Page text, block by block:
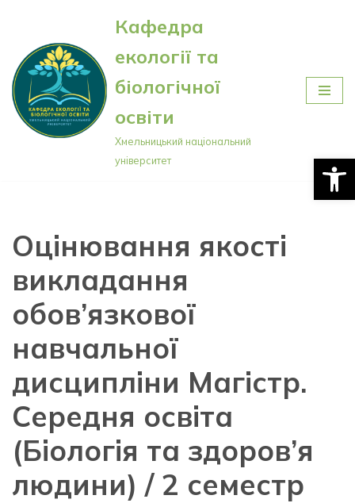
Перейти
до
вмісту
Кафедра
екології та
біологічної
освіти
Хмельницький національний
університет
Оцінювання якості
викладання
обов’язкової
навчальної
дисципліни Магістр.
Середня освіта
(Біологія та здоров’я
людини) / 2 семестр